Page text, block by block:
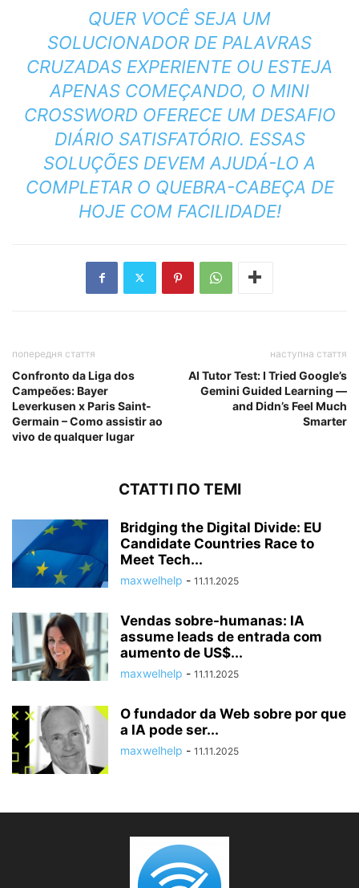
QUER VOCÊ SEJA UM
SOLUCIONADOR DE PALAVRAS
CRUZADAS EXPERIENTE OU ESTEJA
APENAS COMEÇANDO, O MINI
CROSSWORD OFERECE UM DESAFIO
DIÁRIO SATISFATÓRIO. ESSAS
SOLUÇÕES DEVEM AJUDÁ-LO A
COMPLETAR O QUEBRA-CABEÇA DE
HOJE COM FACILIDADE!
попередня стаття
Confronto da Liga dos
Campeões: Bayer
Leverkusen x Paris Saint-
Germain – Como assistir ao
vivo de qualquer lugar
наступна стаття
AI Tutor Test: I Tried Google’s
Gemini Guided Learning —
and Didn’s Feel Much
Smarter
СТАТТІ ПО ТЕМІ
Bridging the Digital Divide: EU
Candidate Countries Race to
Meet Tech...
maxwelhelp - 11.11.2025
Vendas sobre-humanas: IA
assume leads de entrada com
aumento de US$...
maxwelhelp - 11.11.2025
O fundador da Web sobre por que
a IA pode ser...
maxwelhelp - 11.11.2025